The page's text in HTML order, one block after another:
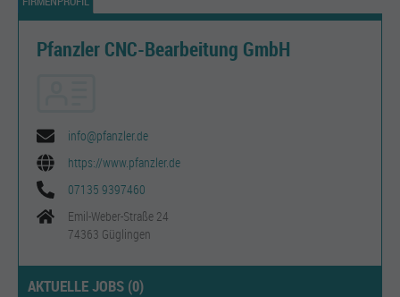
Pfanzler CNC-Bearbeitung GmbH
info@pfanzler.de
https://www.pfanzler.de
07135 9397460
Emil-Weber-Straße 24
74363 Güglingen
AKTUELLE JOBS (0)